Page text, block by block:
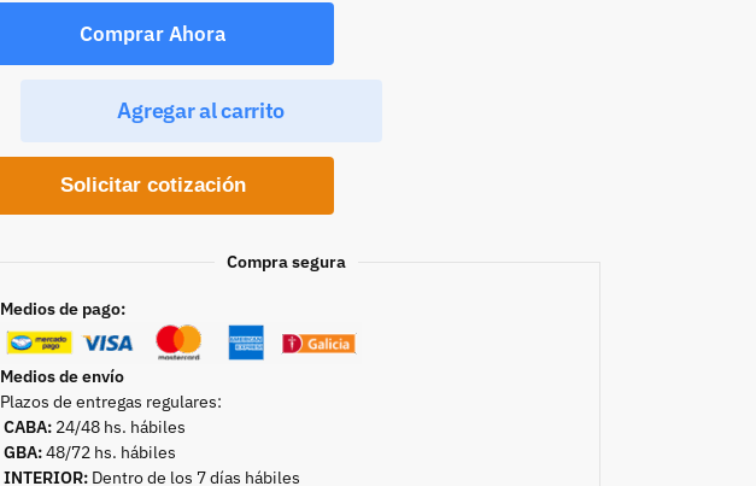
Comprar Ahora
Agregar al carrito
Solicitar cotización
Compra segura
Medios de pago:
Medios de envío
Plazos de entregas regulares:
CABA: 24/48 hs. hábiles
GBA:48/72 hs. hábiles
INTERIOR: Dentro de los 7 días hábiles